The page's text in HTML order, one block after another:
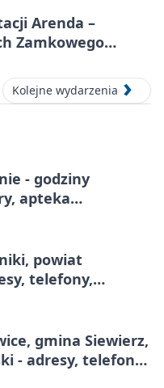
Arenda –
Zamkowego
Kolejne wydarzenia
- godziny
apteka
powiat
telefony,
gmina Siewierz,
- adresy, telefony,